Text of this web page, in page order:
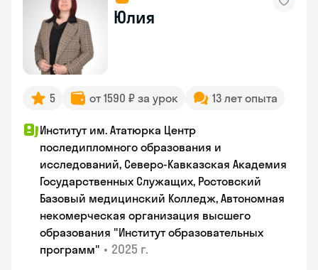
Юлия
5 от 1590 ₽ за урок 13 лет опыта
Институт им. Ататюрка Центр
последипломного образования и
исследований, Северо-Кавказская Академия
Государственных Служащих, Ростовский
Базовый медицинский Колледж, Автономная
некомерческая организация высшего
образования "Институт образовательных
программ" • 2025 г.